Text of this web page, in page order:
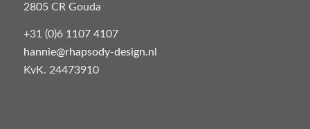
2805 CR Gouda
+31 (0)6 1107 4107
hannie@rhapsody-design.nl
KvK. 24473910